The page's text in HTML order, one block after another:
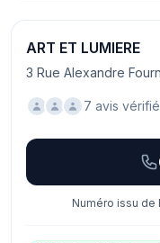
ART ET LUMIERE
3 Rue Alexandre
7 avis
Numéro issu de